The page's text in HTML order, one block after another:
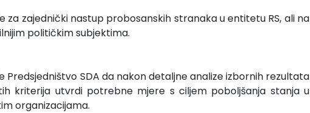
za zajednički nastup probosanskih stranaka u entitetu RS, ali na
političkim subjektima.
Predsjedništvo SDA da nakon detaljne analize izbornih rezultata
kriterija utvrdi potrebne mjere s ciljem poboljšanja stanja u
organizacijama.